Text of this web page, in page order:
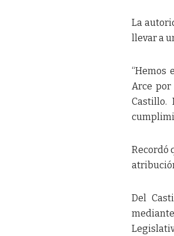
La
llevar a
“Hemos
Arce por
Castillo.
Recordó
Del